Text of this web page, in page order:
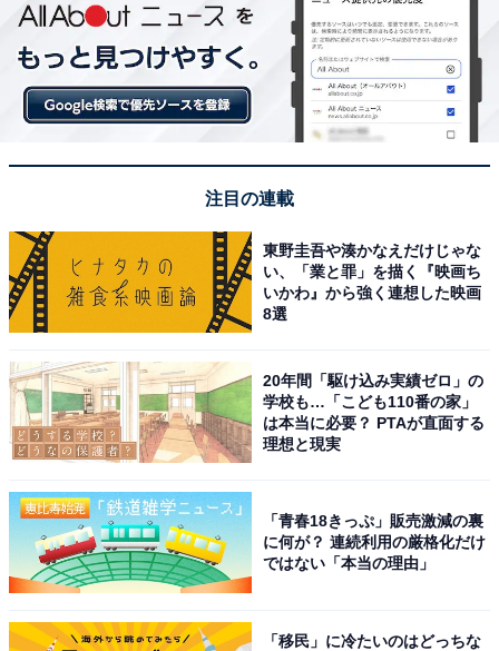
注目の連載
東野圭吾や湊かなえだけじゃな
い、「業と罪」を描く『映画ち
いかわ』から強く連想した映画
8選
20年間「駆け込み実績ゼロ」の
学校も…「こども110番の家」
は本当に必要？ PTAが直面する
理想と現実
「青春18きっぷ」販売激減の裏
に何が？ 連続利用の厳格化だけ
ではない「本当の理由」
「移民」に冷たいのはどっちな